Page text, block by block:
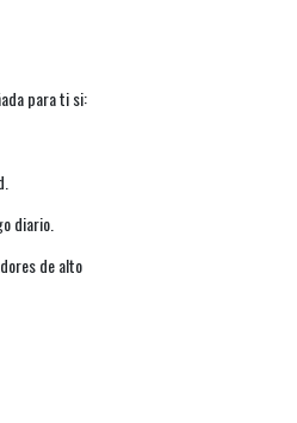
para ti si:
diario.
de alto